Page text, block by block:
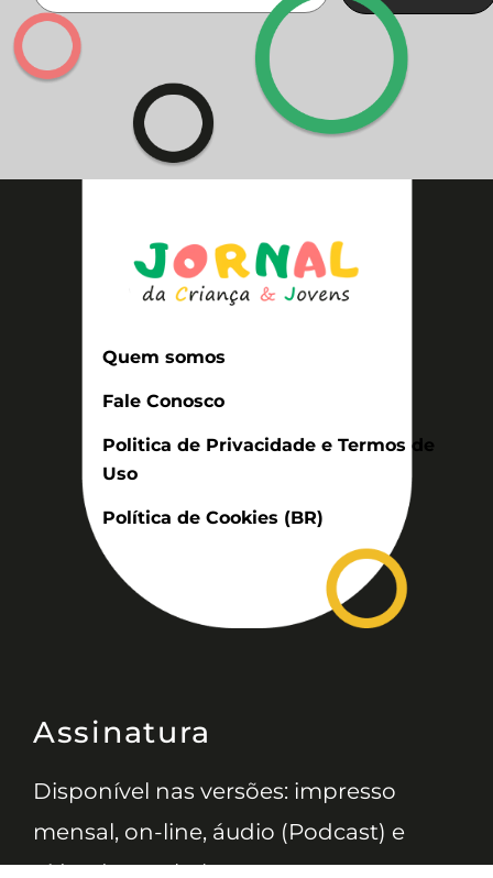
Quem somos
Fale Conosco
Politica de Privacidade e Termos de
Uso
Política de Cookies (BR)
Assinatura
Disponível nas versões: impresso
mensal, on-line, áudio (Podcast) e